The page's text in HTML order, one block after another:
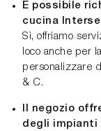
È possibile
cucina
Sì, offriamo
loco anche per
personalizzare
& C.
Il negozio
degli impianti